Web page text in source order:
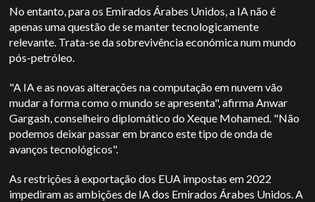
No entanto, para os Emirados Árabes Unidos, a IA não é
apenas uma questão de se manter tecnologicamente
relevante. Trata-se da sobrevivência económica num mundo
pós-petróleo.
"A IA e as novas alterações na computação em nuvem vão
mudar a forma como o mundo se apresenta", afirma Anwar
Gargash, conselheiro diplomático do Xeque Mohamed. "Não
podemos deixar passar em branco este tipo de onda de
avanços tecnológicos".
As restrições à exportação dos EUA impostas em 2022
impediram as ambições de IA dos Emirados Árabes Unidos. A